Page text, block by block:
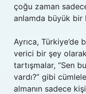
çoğu zaman
anlamda büyük bir
Ayrıca, Türkiye’de
verici bir şey
tartışmalar, “Sen
vardı?” gibi
almanın sadece